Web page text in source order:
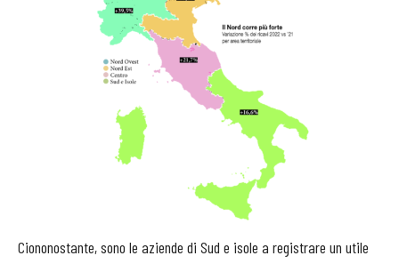
Ciononostante, sono le aziende di Sud e isole a registrare un utile